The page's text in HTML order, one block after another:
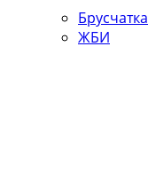
Брусчатка
ЖБИ